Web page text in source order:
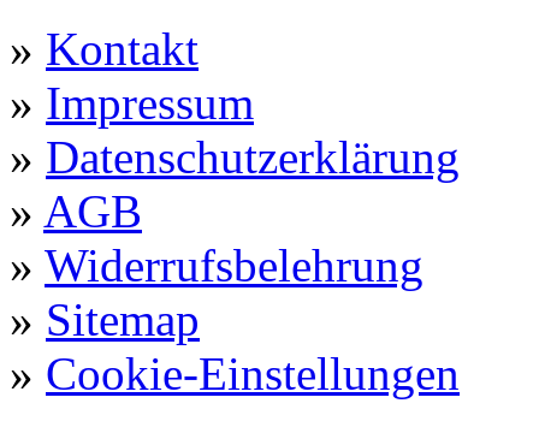
» Kontakt
» Impressum
» Datenschutzerklärung
» AGB
» Widerrufsbelehrung
» Sitemap
» Cookie-Einstellungen